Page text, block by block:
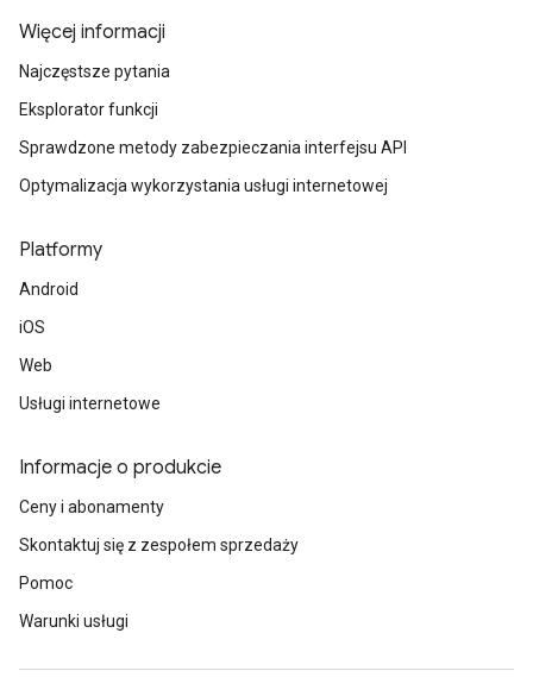
Więcej informacji
Najczęstsze pytania
Eksplorator funkcji
Sprawdzone metody zabezpieczania interfejsu API
Optymalizacja wykorzystania usługi internetowej
Platformy
Android
iOS
Web
Usługi internetowe
Informacje o produkcie
Ceny i abonamenty
Skontaktuj się z zespołem sprzedaży
Pomoc
Warunki usługi